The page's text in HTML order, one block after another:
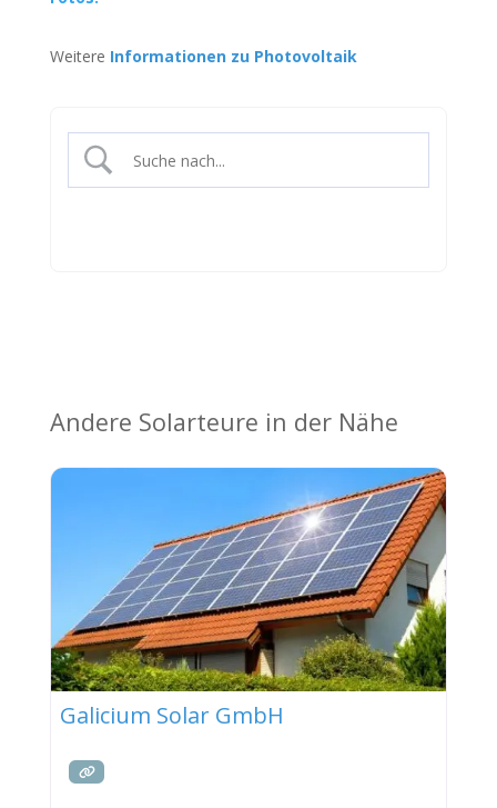
Weitere Informationen zu Photovoltaik
Andere Solarteure in der Nähe
Galicium Solar GmbH